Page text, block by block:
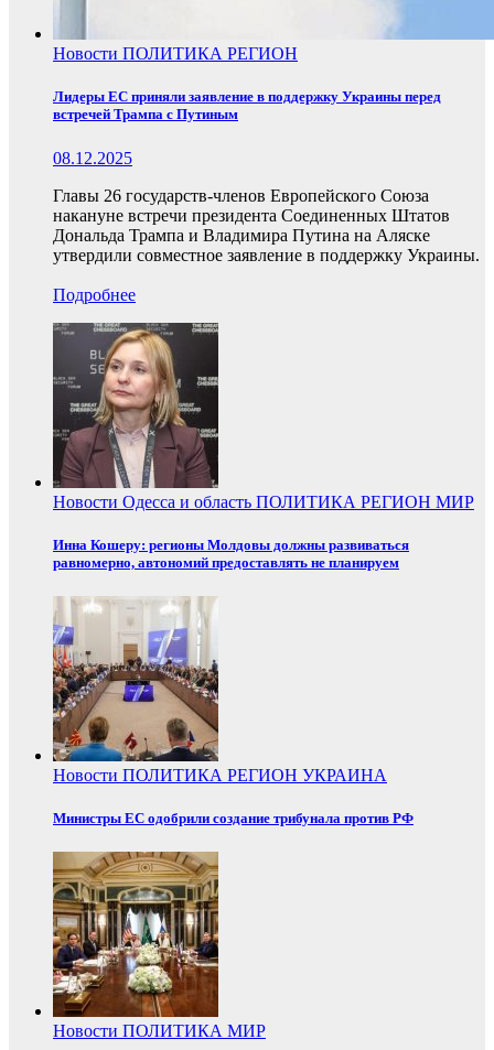
Новости ПОЛИТИКА РЕГИОН
Лидеры ЕС приняли заявление в поддержку Украины перед
встречей Трампа с Путиным
08.12.2025
Главы 26 государств-членов Европейского Союза
накануне встречи президента Соединенных Штатов
Дональда Трампа и Владимира Путина на Аляске
утвердили совместное заявление в поддержку Украины.
Подробнее
Новости Одесса и область ПОЛИТИКА РЕГИОН МИР
Инна Кошеру: регионы Молдовы должны развиваться
равномерно, автономий предоставлять не планируем
Новости ПОЛИТИКА РЕГИОН УКРАИНА
Министры ЕС одобрили создание трибунала против РФ
Новости ПОЛИТИКА МИР